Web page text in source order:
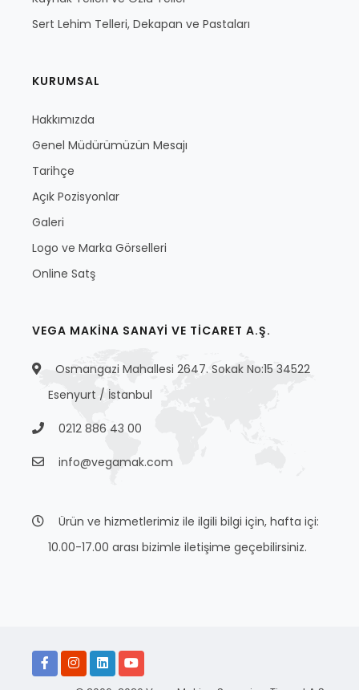
Sert Lehim Telleri, Dekapan ve Pastaları
KURUMSAL
Hakkımızda
Genel Müdürümüzün Mesajı
Tarihçe
Açık Pozisyonlar
Galeri
Logo ve Marka Görselleri
Online Satş
VEGA MAKİNA SANAYİ VE TİCARET A.Ş.
Osmangazi Mahallesi 2647. Sokak No:15 34522
Esenyurt / İstanbul
0212 886 43 00
info@vegamak.com
Ürün ve hizmetlerimiz ile ilgili bilgi için, hafta içi:
10.00-17.00 arası bizimle iletişime geçebilirsiniz.